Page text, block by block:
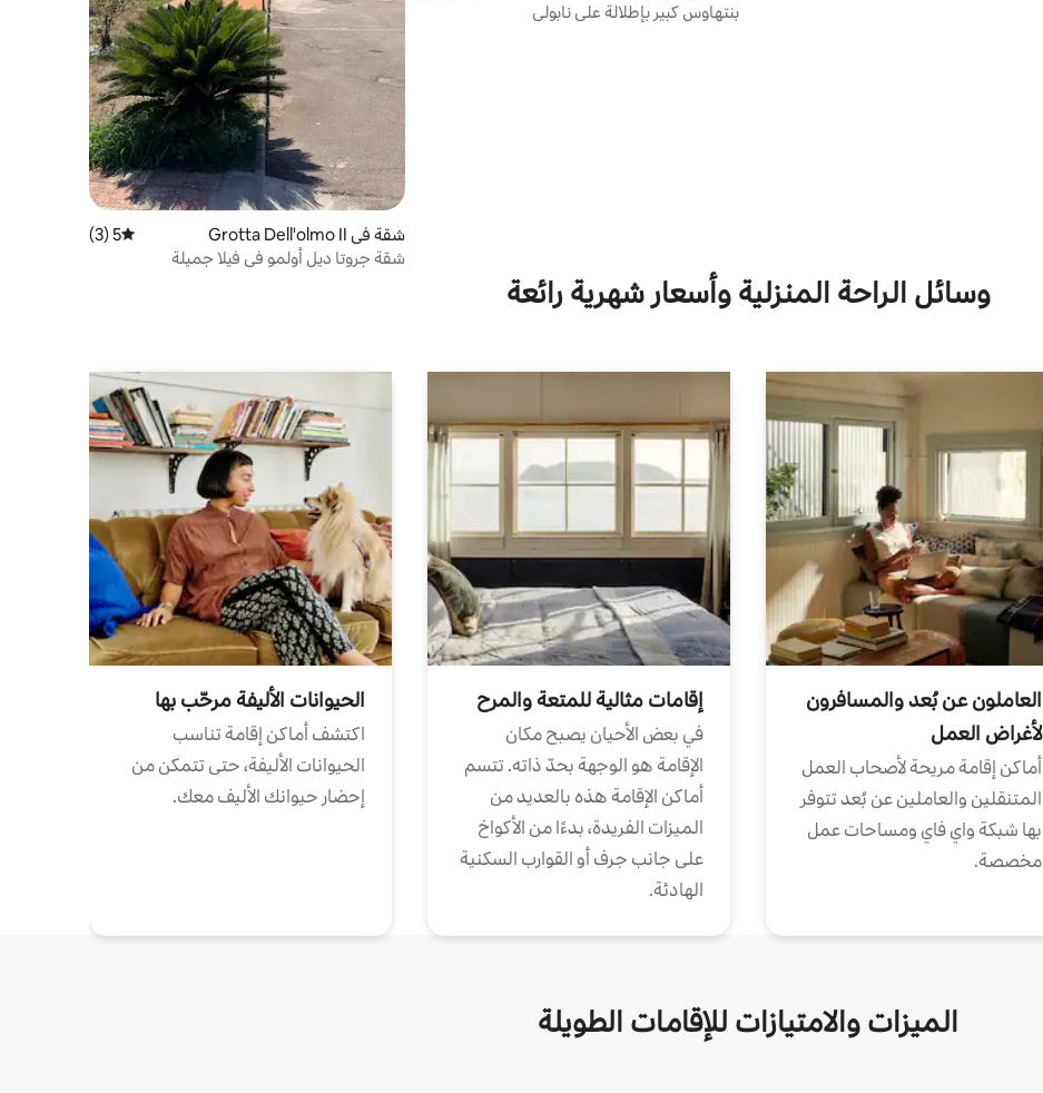
بنتهاوس كبير بإطلالة على نابولي
شقة في Grotta Dell'olmo II متوسط التقييم 5 من 5، 3 مراجعات
5 (3)
شقة جروتا ديل أولمو في فيلا جميلة
وسائل الراحة المنزلية وأسعار شهرية رائعة
العاملون عن بُعد والمسافرون
لأغراض العمل
أماكن إقامة مريحة لأصحاب العمل
المتنقلين والعاملين عن بُعد تتوفر
بها شبكة واي فاي ومساحات عمل
مخصصة.
إقامات مثالية للمتعة والمرح
في بعض الأحيان يصبح مكان
الإقامة هو الوجهة بحدّ ذاته. تتسم
أماكن الإقامة هذه بالعديد من
الميزات الفريدة، بدءًا من الأكواخ
على جانب جرف أو القوارب السكنية
الهادئة.
الحيوانات الأليفة مرحّب بها
اكتشف أماكن إقامة تناسب
الحيوانات الأليفة، حتى تتمكن من
إحضار حيوانك الأليف معك.
الميزات والامتيازات للإقامات الطويلة